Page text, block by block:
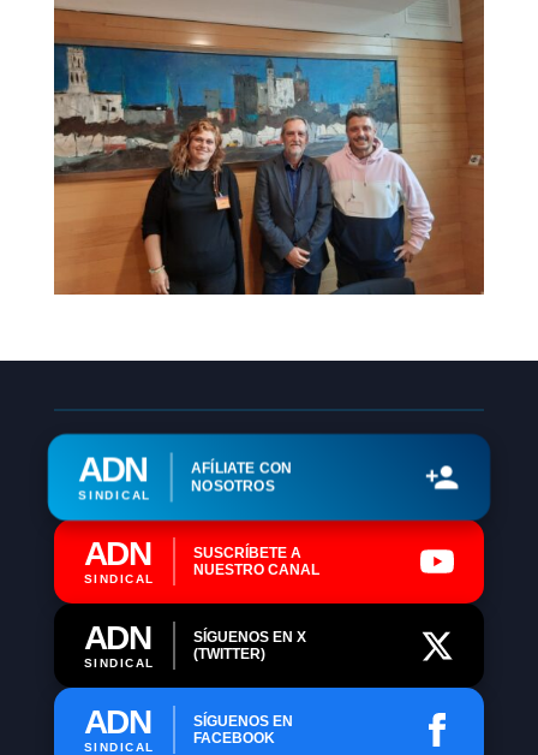
ADN
SINDICAL
AFÍLIATE CON
NOSOTROS
ADN
SINDICAL
SUSCRÍBETE A
NUESTRO CANAL
ADN
SINDICAL
SÍGUENOS EN X
(TWITTER)
ADN
SINDICAL
SÍGUENOS EN
FACEBOOK